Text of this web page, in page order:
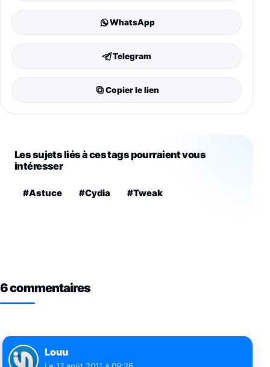
WhatsApp
Telegram
Copier le lien
Les sujets liés à ces tags pourraient vous
intéresser
#Astuce #Cydia #Tweak
6 commentaires
Louu